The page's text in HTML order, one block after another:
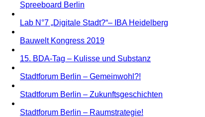
Spreeboard Berlin
Lab N°7 „Digitale Stadt?“– IBA Heidelberg
Bauwelt Kongress 2019
15. BDA-Tag – Kulisse und Substanz
Stadtforum Berlin – Gemeinwohl?!
Stadtforum Berlin – Zukunftsgeschichten
Stadtforum Berlin – Raumstrategie!